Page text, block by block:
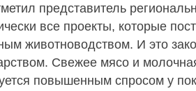
представитель
все проекты, которые
животноводством. И это
Свежее мясо и
повышенным спросом у